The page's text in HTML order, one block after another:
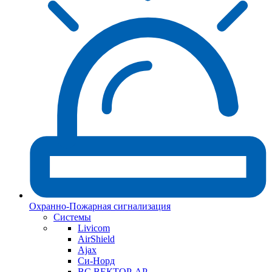
Охранно-Пожарная сигнализация
Системы
Livicom
AirShield
Ajax
Си-Норд